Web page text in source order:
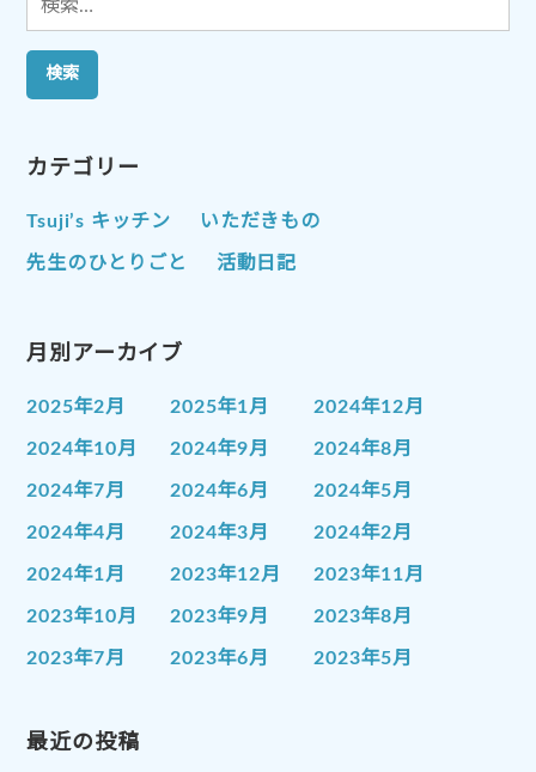
索:
カテゴリー
Tsuji’s キッチン いただきもの
先生のひとりごと 活動日記
月別アーカイブ
2025年2月 2025年1月 2024年12月
2024年10月 2024年9月 2024年8月
2024年7月 2024年6月 2024年5月
2024年4月 2024年3月 2024年2月
2024年1月 2023年12月 2023年11月
2023年10月 2023年9月 2023年8月
2023年7月 2023年6月 2023年5月
2023年1月
最近の投稿